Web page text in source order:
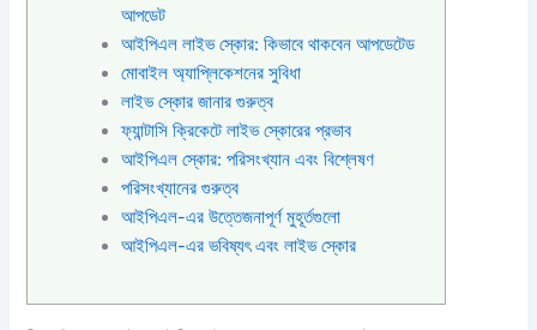
আপডেট
আইপিএল লাইভ স্কোর: কিভাবে থাকবেন আপডেটেড
মোবাইল অ্যাপ্লিকেশনের সুবিধা
লাইভ স্কোর জানার গুরুত্ব
ফ্যান্টাসি ক্রিকেটে লাইভ স্কোরের প্রভাব
আইপিএল স্কোর: পরিসংখ্যান এবং বিশ্লেষণ
পরিসংখ্যানের গুরুত্ব
আইপিএল-এর উত্তেজনাপূর্ণ মুহূর্তগুলো
আইপিএল-এর ভবিষ্যৎ এবং লাইভ স্কোর